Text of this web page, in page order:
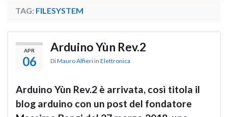
TAG: FILESYSTEM
APR
06
Arduino Yùn Rev.2
DiMauro Alfieri in Elettronica
Arduino Yùn Rev.2 è arrivata, così titola il
blog arduino con un post del fondatore